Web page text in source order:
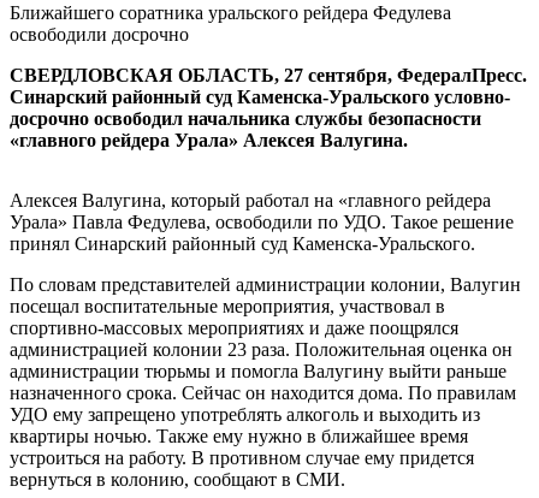
Ближайшего соратника уральского рейдера Федулева
освободили досрочно
СВЕРДЛОВСКАЯ ОБЛАСТЬ, 27 сентября, ФедералПресс.
Синарский районный суд Каменска-Уральского условно-
досрочно освободил начальника службы безопасности
«главного рейдера Урала» Алексея Валугина.
Алексея Валугина, который работал на «главного рейдера
Урала» Павла Федулева, освободили по УДО. Такое решение
принял Синарский районный суд Каменска-Уральского.
По словам представителей администрации колонии, Валугин
посещал воспитательные мероприятия, участвовал в
спортивно-массовых мероприятиях и даже поощрялся
администрацией колонии 23 раза. Положительная оценка он
администрации тюрьмы и помогла Валугину выйти раньше
назначенного срока. Сейчас он находится дома. По правилам
УДО ему запрещено употреблять алкоголь и выходить из
квартиры ночью. Также ему нужно в ближайшее время
устроиться на работу. В противном случае ему придется
вернуться в колонию, сообщают в СМИ.